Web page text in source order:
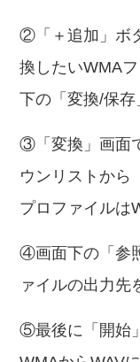
②「＋追加」ボ
換したいWMA
下の「変換/保存
③「変換」画面
ウンリストから
プロファイルは
④画面下の「参
ァイルの出力先
⑤最後に「開始